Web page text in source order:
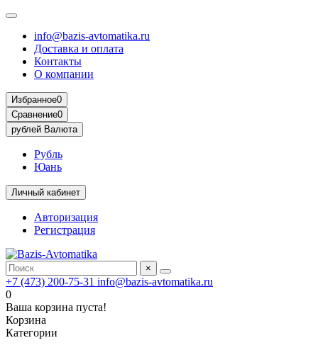
info@bazis-avtomatika.ru
Доставка и оплата
Контакты
О компании
Избранное0
Сравнение0
рублей Валюта
Рубль
Юань
Личный кабинет
Авторизация
Регистрация
×
+7 (473) 200-75-31 info@bazis-avtomatika.ru
0
Ваша корзина пуста!
Корзина
Категории